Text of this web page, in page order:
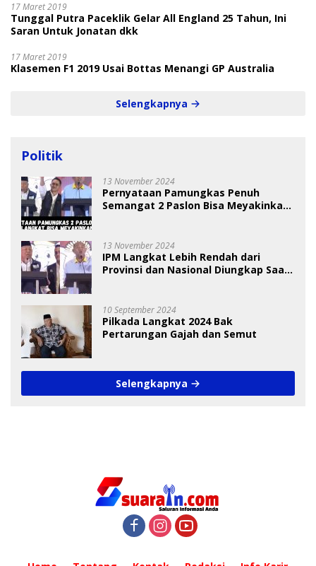
17 Maret 2019
Tunggal Putra Paceklik Gelar All England 25 Tahun, Ini
Saran Untuk Jonatan dkk
17 Maret 2019
Klasemen F1 2019 Usai Bottas Menangi GP Australia
Selengkapnya
Politik
13 November 2024
Pernyataan Pamungkas Penuh
Semangat 2 Paslon Bisa Meyakinkan
13 November 2024
IPM Langkat Lebih Rendah dari
Provinsi dan Nasional Diungkap Saat
10 September 2024
Pilkada Langkat 2024 Bak
Pertarungan Gajah dan Semut
Selengkapnya